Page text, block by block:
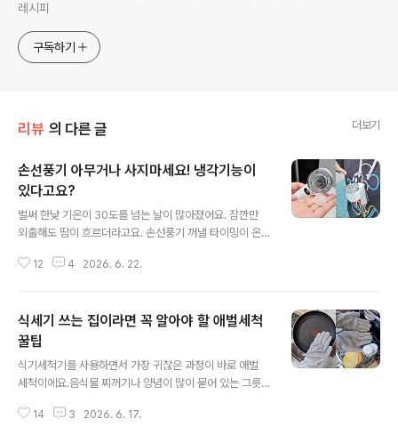
레시피
구독하기
리뷰 의 다른 글 더보기
손선풍기 아무거나 사지마세요! 냉각기능이
있다고요?
벌써 한낮 기온이 30도를 넘는 날이 많아졌어요. 잠깐만
외출해도 땀이 흐르더라고요. 손선풍기 꺼낼 타이밍이 온
니 이만한게 없네요. 그래서 여러분들께 소개해드리려고
이 가능한데 부드럽고 약한 바람부터 생각보다 더 강력한
바람까지 원하는대로 조절이 가능해요. 무엇보다 마음에
들었던건 눈을 시리게 하고 꽂히는 바람이 아니라 시원하
지만 좀 더 부드러운 느낌이라서 부담이 적었어요. 세워서
탁상용으로 써도 되고 195g 초경량으로 목에 걸어서 사용
해도 좋고요. 하단에 고리가 달려있어서 가방에 고정시키
12 4 2026. 6. 22.
식세기 쓰는 집이라면 꼭 알아야 할 애벌세척
꿀팁
식기세척기를 사용하면서 가장 귀찮은 과정이 바로 애벌
세척이에요.음식물 찌꺼기나 양념이 많이 묻어 있는 그릇
면 수세미가 금방 더러워져 관리가 번거롭고요. 그래서 사
14 3 2026. 6. 17.